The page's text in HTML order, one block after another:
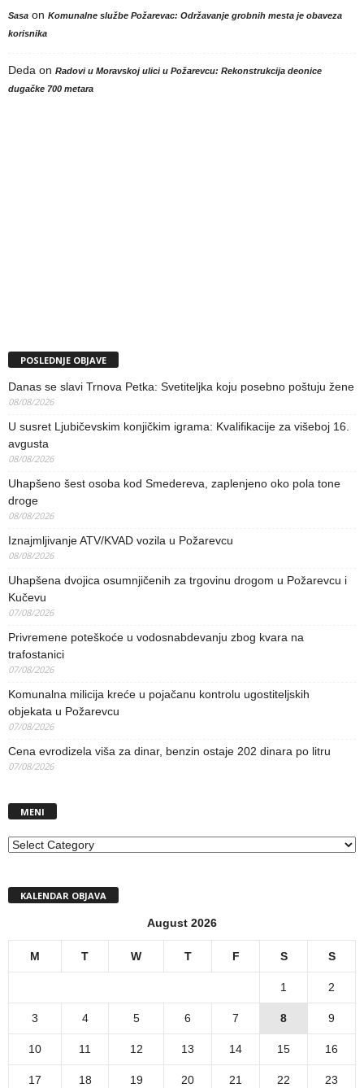
Sasa on Komunalne službe Požarevac: Održavanje grobnih mesta je obaveza
korisnika
Deda on Radovi u Moravskoj ulici u Požarevcu: Rekonstrukcija deonice
dugačke 700 metara
POSLEDNJE OBJAVE
Danas se slavi Trnova Petka: Svetiteljka koju posebno poštuju žene
08/08/2026
U susret Ljubičevskim konjičkim igrama: Kvalifikacije za višeboj 16.
avgusta
08/08/2026
Uhapšeno šest osoba kod Smedereva, zaplenjeno oko pola tone
droge
08/08/2026
Iznajmljivanje ATV/KVAD vozila u Požarevcu
08/08/2026
Uhapšena dvojica osumnjičenih za trgovinu drogom u Požarevcu i
Kučevu
07/08/2026
Privremene poteškoće u vodosnabdevanju zbog kvara na
trafostanici
07/08/2026
Komunalna milicija kreće u pojačanu kontrolu ugostiteljskih
objekata u Požarevcu
07/08/2026
Cena evrodizela viša za dinar, benzin ostaje 202 dinara po litru
07/08/2026
MENI
MENI
KALENDAR OBJAVA
August 2026
M T W T F S S
1 2
3 4 5 6 7 8 9
10 11 12 13 14 15 16
17 18 19 20 21 22 23